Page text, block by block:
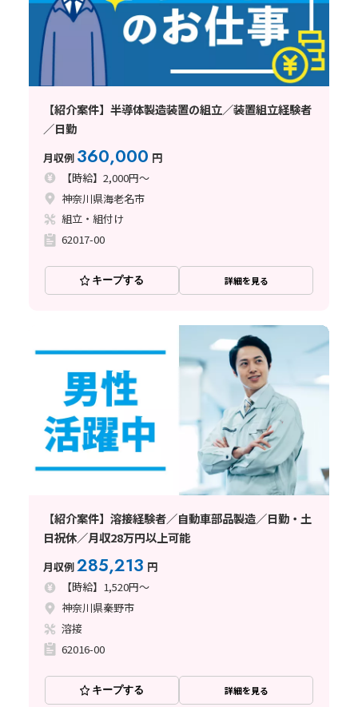
【紹介案件】半導体製造装置の組立／装置組立経験者
／日勤
月収例 360,000 円
【時給】2,000円～
神奈川県海老名市
組立・組付け
62017-00
キープする 詳細を見る
【紹介案件】溶接経験者／自動車部品製造／日勤・土
日祝休／月収28万円以上可能
月収例285,213 円
【時給】1,520円～
神奈川県秦野市
溶接
62016-00
キープする 詳細を見る